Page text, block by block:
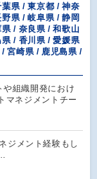
県 / 東京都 / 神奈
県 / 岐阜県 / 静岡
/ 奈良県 / 和歌山
/ 香川県 / 愛媛県
宮崎県 / 鹿児島県 /
組織開発におけ
マネジメントチー
ジメント経験もし